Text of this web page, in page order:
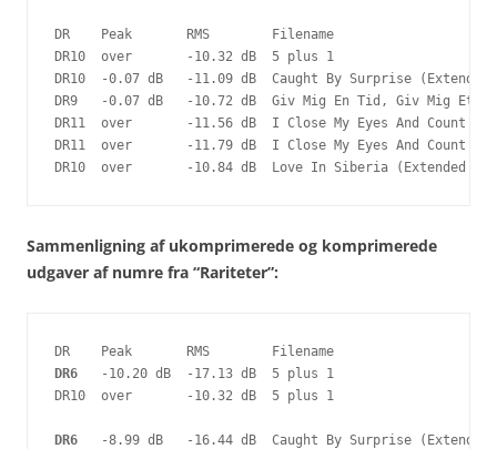
DR    Peak       RMS        Filename
DR10  over       -10.32 dB  5 plus 1
DR10  -0.07 dB   -11.09 dB  Caught By Surprise
DR9   -0.07 dB   -10.72 dB  Giv Mig En Tid, Giv Mig Et
DR11  over       -11.56 dB  I Close My Eyes And Count To
DR11  over       -11.79 dB  I Close My Eyes And Count To
DR10  over       -10.84 dB  Love In Siberia (Extended
Sammenligning af ukomprimerede og komprimerede
udgaver af numre fra “Rariteter”:
DR6
   -10.20 dB  -17.13 dB  5 plus 1
DR10  over       -10.32 dB  5 plus 1
DR6
-8.99 dB   -16.44 dB  Caught By Surprise (Extended